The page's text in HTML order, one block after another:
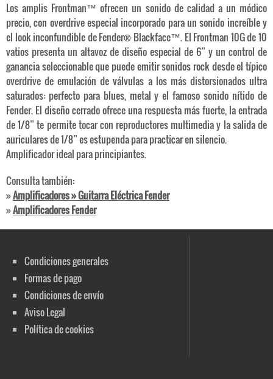
Los amplis Frontman™ ofrecen un sonido de calidad a un módico
precio, con overdrive especial incorporado para un sonido increíble y
el look inconfundible de Fender® Blackface™. El Frontman 10G de 10
vatios presenta un altavoz de diseño especial de 6” y un control de
ganancia seleccionable que puede emitir sonidos rock desde el típico
overdrive de emulación de válvulas a los más distorsionados ultra
saturados: perfecto para blues, metal y el famoso sonido nítido de
Fender. El diseño cerrado ofrece una respuesta más fuerte, la entrada
de 1/8” te permite tocar con reproductores multimedia y la salida de
auriculares de 1/8” es estupenda para practicar en silencio.
Amplificador ideal para principiantes.
Consulta también:
»Amplificadores » Guitarra Eléctrica Fender
»Amplificadores Fender
Condiciones generales
Formas de pago
Condiciones de envío
Aviso Legal
Política de cookies